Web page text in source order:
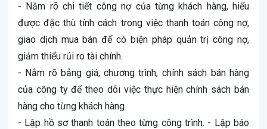
- Nắm rõ chi tiết công nợ của từng khách hàng, hiểu
được đặc thù tính cách trong việc thanh toán công nợ,
giao dịch mua bán để có biện pháp quản trị công nợ,
giảm thiểu rủi ro tài chính.
- Nắm rõ bảng giá, chương trình, chính sách bán hàng
của công ty để theo dõi việc thực hiện chính sách bán
hàng cho từng khách hàng.
- Lập hồ sơ thanh toán theo từng công trình. - Lập báo